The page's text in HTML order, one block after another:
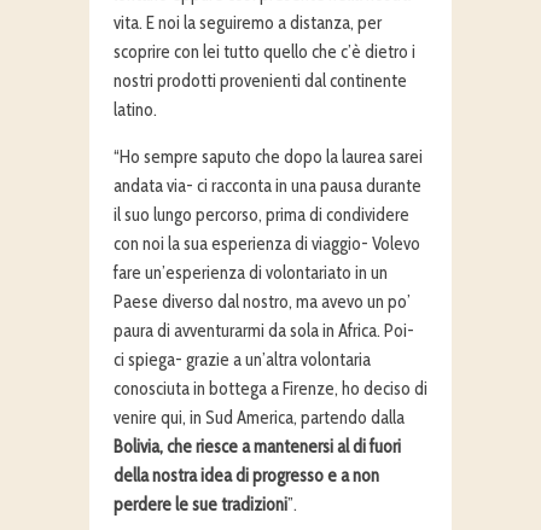
vita. E noi la seguiremo a distanza, per
scoprire con lei tutto quello che c’è dietro i
nostri prodotti provenienti dal continente
latino.
“Ho sempre saputo che dopo la laurea sarei
andata via- ci racconta in una pausa durante
il suo lungo percorso, prima di condividere
con noi la sua esperienza di viaggio- Volevo
fare un’esperienza di volontariato in un
Paese diverso dal nostro, ma avevo un po’
paura di avventurarmi da sola in Africa. Poi-
ci spiega- grazie a un’altra volontaria
conosciuta in bottega a Firenze, ho deciso di
venire qui, in Sud America, partendo dalla
Bolivia, che riesce a mantenersi al di fuori
della nostra idea di progresso e a non
perdere le sue tradizioni”.